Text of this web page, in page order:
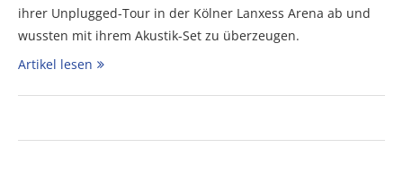
ihrer Unplugged-Tour in der Kölner Lanxess Arena ab und
wussten mit ihrem Akustik-Set zu überzeugen.
Artikel lesen